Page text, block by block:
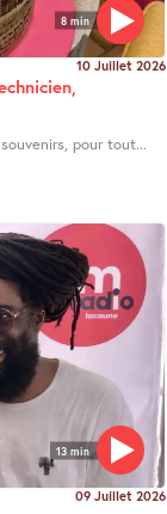
8 min
10 Juillet 2026
pour tout...
13 min
09 Juillet 2026